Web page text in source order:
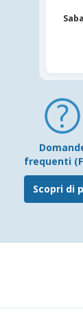
frequenti
Scopri di